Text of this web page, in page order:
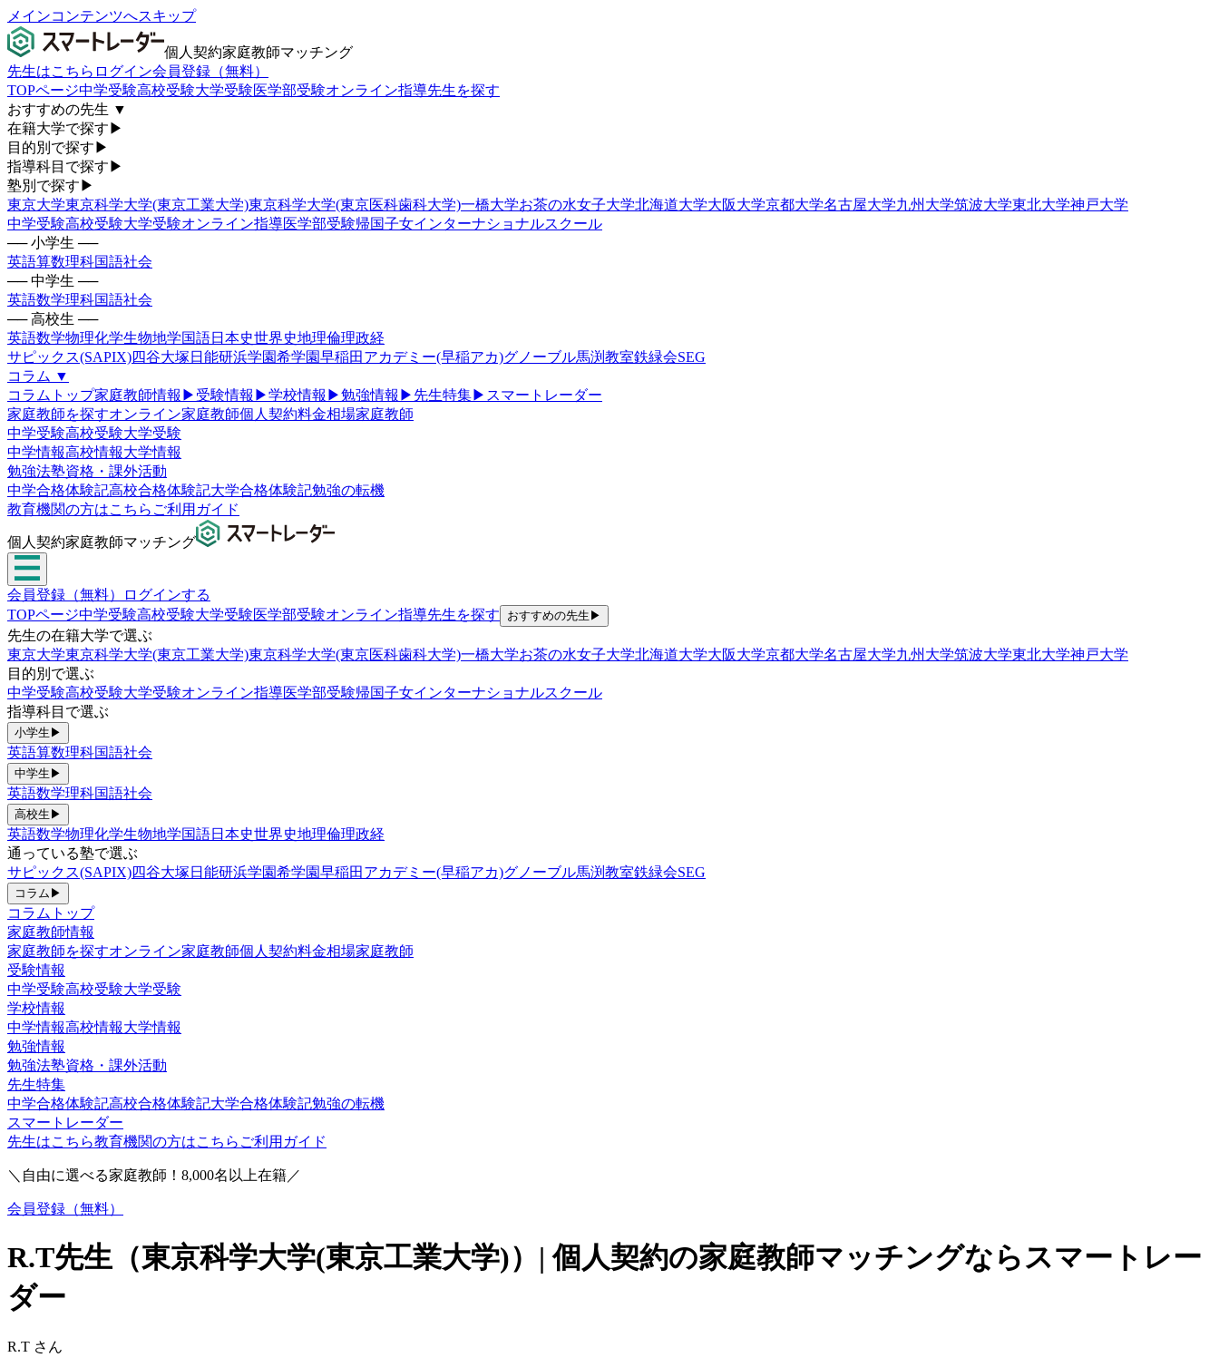
メインコンテンツへスキップ
個人契約家庭教師マッチング
先生はこちら ログイン会員登録（無料）
TOPページ中学受験高校受験大学受験医学部受験オンライン指導先生を探す
おすすめの先生 ▼
在籍大学で探す ▶
目的別で探す ▶
指導科目で探す ▶
塾別で探す ▶
東京大学東京科学大学(東京工業大学)東京科学大学(東京医科歯科大学)一橋大学お茶の水女子大学北海道大学大阪大学京都大学名古屋大学九州大学筑波大学東北大学神戸大学
中学受験高校受験大学受験オンライン指導医学部受験帰国子女インターナショナルスクール
── 小学生 ──
英語算数理科国語社会
── 中学生 ──
英語数学理科国語社会
── 高校生 ──
英語数学物理化学生物地学国語日本史世界史地理倫理政経
サピックス(SAPIX)四谷大塚 日能研浜学園希学園早稲田アカデミー(早稲アカ)グノーブル馬渕教室鉄緑会SEG
コラム ▼
コラムトップ家庭教師情報 ▶ 受験情報 ▶学校情報 ▶勉強情報 ▶ 先生特集▶ スマートレーダー
家庭教師を探すオンライン家庭教師個人契約料金相場家庭教師
中学受験高校受験大学受験
中学情報高校情報大学情報
勉強法塾資格・課外活動
中学合格体験記高校合格体験記大学合格体験記勉強の転機
教育機関の方はこちら ご利用ガイド
個人契約家庭教師マッチング
会員登録（無料）
ログインする
TOPページ中学受験高校受験大学受験医学部受験オンライン指導先生を探す おすすめの先生 ▶
先生の在籍大学で選ぶ
東京大学東京科学大学(東京工業大学)東京科学大学(東京医科歯科大学)一橋大学お茶の水女子大学北海道大学大阪大学京都大学名古屋大学九州大学筑波大学東北大学神戸大学
目的別で選ぶ
中学受験高校受験大学受験オンライン指導医学部受験帰国子女インターナショナルスクール
指導科目で選ぶ
小学生 ▶
英語算数理科国語社会
中学生 ▶
英語数学理科国語社会
高校生 ▶
英語数学物理化学生物地学国語日本史世界史地理倫理政経
通っている塾で選ぶ
サピックス(SAPIX)四谷大塚 日能研浜学園希学園早稲田アカデミー(早稲アカ)グノーブル馬渕教室鉄緑会SEG
コラム ▶
コラムトップ
家庭教師情報
家庭教師を探すオンライン家庭教師個人契約料金相場家庭教師
受験情報
中学受験高校受験大学受験
学校情報
中学情報高校情報大学情報
勉強情報
勉強法塾資格・課外活動
先生特集
中学合格体験記高校合格体験記大学合格体験記勉強の転機
スマートレーダー
先生はこちら教育機関の方はこちら ご利用ガイド
＼自由に選べる家庭教師！ 8,000名以上在籍／
会員登録（無料）
R.T先生（東京科学大学(東京工業大学)）| 個人契約の家庭教師マッチングならスマートレー
ダー
R.T さん